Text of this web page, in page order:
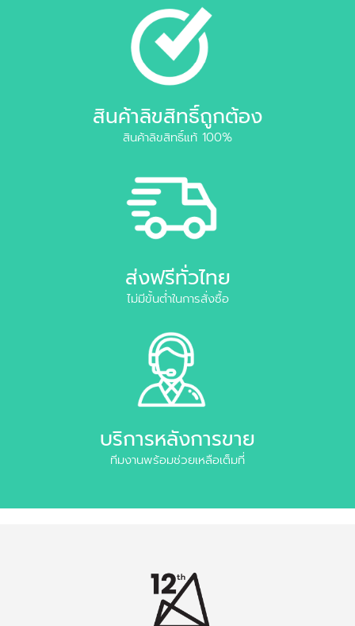
สินค้าลิขสิทธิ์ถูกต้อง
สินค้าลิขสิทธิ์แท้ 100%
ส่งฟรีทั่วไทย
ไม่มีขั้นต่ำในการสั่งซื้อ
บริการหลังการขาย
ทีมงานพร้อมช่วยเหลือเต็มที่